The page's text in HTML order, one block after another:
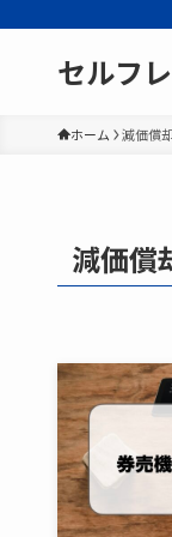
セルフ
ホーム 減価償
減価償